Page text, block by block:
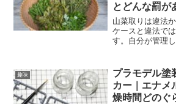
とどんな罰が
山菜取りは違法
ケースと違法で
す。自分が管理
して山菜をとれ
のスポットです
趣味
プラモデル塗
カー｜エナメ
燥時間どのぐ